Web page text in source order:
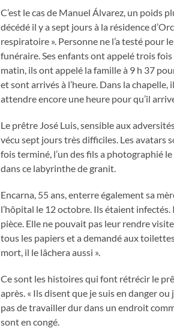
C’est le cas de Manuel Álvarez, un poids
décédé il y a sept jours à la résidence
respiratoire ». Personne ne l’a testé pour
funéraire. Ses enfants ont appelé trois
matin, ils ont appelé la famille à 9 h 37
et sont arrivés à l’heure. Dans la
attendre encore une heure pour qu’il
Le prêtre José Luis, sensible aux
vécu sept jours très difficiles. Les avatars
fois terminé, l’un des fils a photographié
dans ce labyrinthe de granit.
Encarna, 55 ans, enterre également sa
l’hôpital le 12 octobre. Ils étaient
pièce. Elle ne pouvait pas leur rendre
tous les papiers et a demandé aux
mort, il le lâchera aussi ».
Ce sont les histoires qui font rétrécir le
après. « Ils disent que je suis en danger ou
pas de travailler dur dans un endroit
sont en congé.